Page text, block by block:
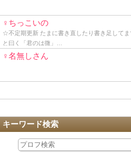
♀ちっこいの
☆不定期更新 たまに書き直したり書き足して
と曰く「君のは微」…
♀名無しさん
キーワード検索